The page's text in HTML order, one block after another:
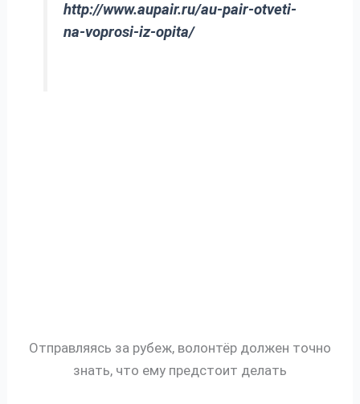
http://www.aupair.ru/au-pair-otveti-
na-voprosi-iz-opita/
Отправляясь за рубеж, волонтёр должен точно
знать, что ему предстоит делать